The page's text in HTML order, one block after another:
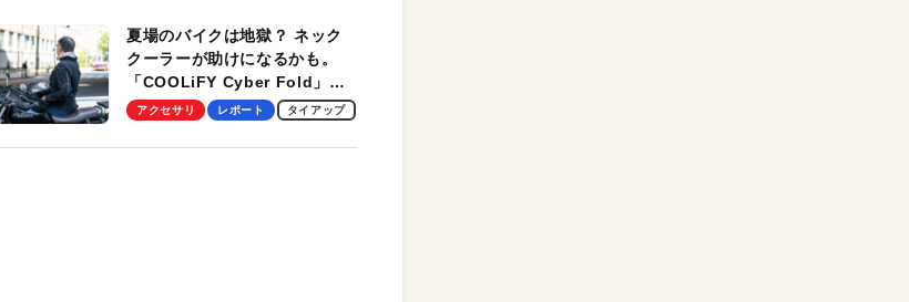
夏場のバイクは地獄？ ネック
クーラーが助けになるかも。
「COOLiFY Cyber Fold」レ
ビュー。冷却の速さ、密着する
性がグッド！
アクセサリ レポート タイアップ